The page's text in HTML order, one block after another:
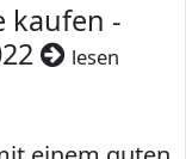
kaufen -
lesen